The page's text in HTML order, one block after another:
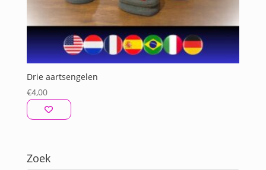
Drie aartsengelen
€4,00
Zoek